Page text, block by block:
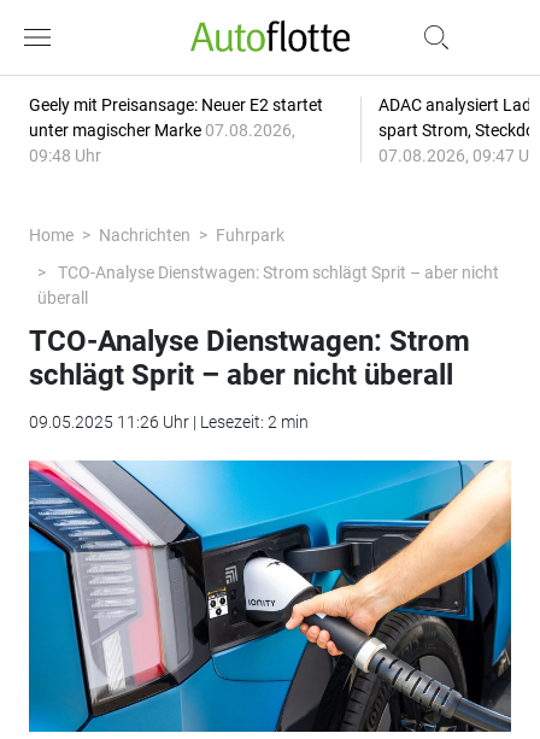
Geely mit Preisansage: Neuer E2 startet
unter magischer Marke 07.08.2026,
09:48 Uhr
ADAC analysiert
spart Strom,
07.08.2026, 09:47
Home Nachrichten
Fuhrpark
TCO-Analyse Dienstwagen: Strom schlägt Sprit – aber nicht
überall
TCO-Analyse Dienstwagen: Strom
schlägt Sprit – aber nicht überall
09.05.2025 11:26 Uhr | Lesezeit: 2 min